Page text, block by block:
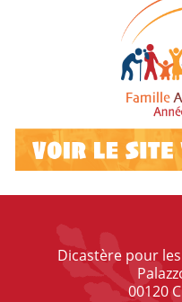
Dicastère pour
00120